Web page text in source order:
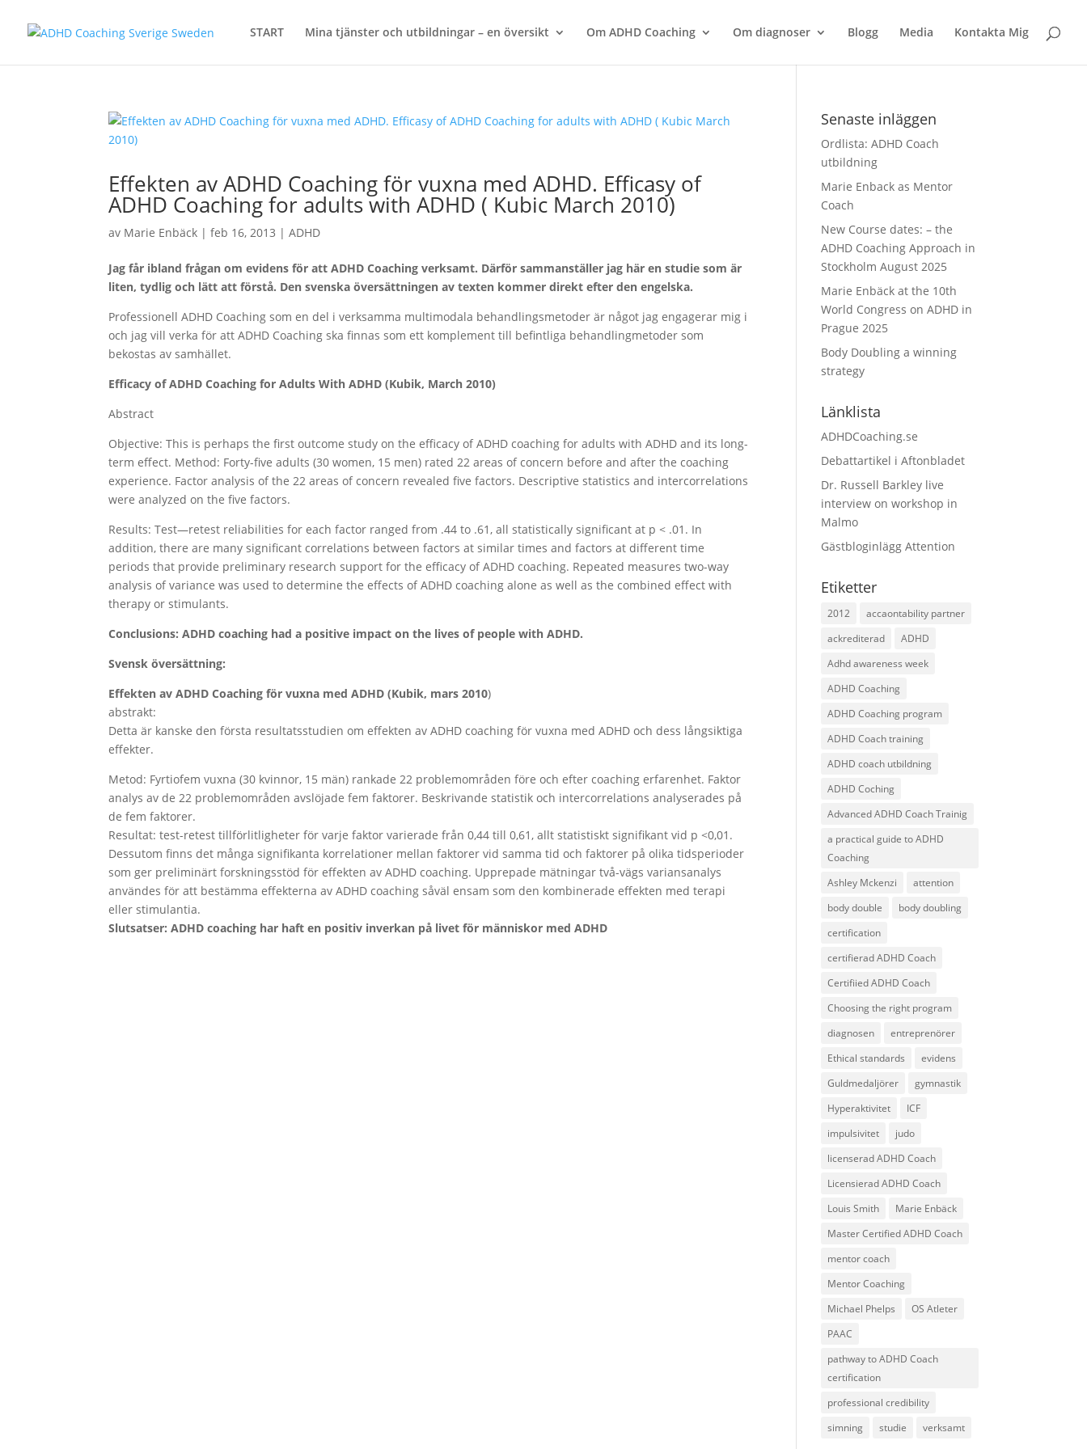
START Mina tjänster och utbildningar – en översikt Om ADHD Coaching Om diagnoser Blogg Media Kontakta Mig
Effekten av ADHD Coaching för vuxna med ADHD. Efficasy of
ADHD Coaching for adults with ADHD ( Kubic March 2010)
av Marie Enbäck |feb 16, 2013 |ADHD
Jag får ibland frågan om evidens för att ADHD Coaching verksamt. Därför sammanställer jag här en studie som är
liten, tydlig och lätt att förstå. Den svenska översättningen av texten kommer direkt efter den engelska.
Professionell ADHD Coaching som en del i verksamma multimodala behandlingsmetoder är något jag engagerar mig i
och jag vill verka för att ADHD Coaching ska finnas som ett komplement till befintliga behandlingmetoder som
bekostas av samhället.
Efficacy of ADHD Coaching for Adults With ADHD (Kubik, March 2010)
Abstract
Objective: This is perhaps the first outcome study on the efficacy of ADHD coaching for adults with ADHD and its long-
term effect. Method: Forty-five adults (30 women, 15 men) rated 22 areas of concern before and after the coaching
experience. Factor analysis of the 22 areas of concern revealed five factors. Descriptive statistics and intercorrelations
were analyzed on the five factors.
Results: Test—retest reliabilities for each factor ranged from .44 to .61, all statistically significant at p < .01. In
addition, there are many significant correlations between factors at similar times and factors at different time
periods that provide preliminary research support for the efficacy of ADHD coaching. Repeated measures two-way
analysis of variance was used to determine the effects of ADHD coaching alone as well as the combined effect with
therapy or stimulants.
Conclusions: ADHD coaching had a positive impact on the lives of people with ADHD.
Svensk översättning:
Effekten av ADHD Coaching för vuxna med ADHD (Kubik, mars 2010)
abstrakt:
Detta är kanske den första resultatsstudien om effekten av ADHD coaching för vuxna med ADHD och dess långsiktiga
effekter.
Metod: Fyrtiofem vuxna (30 kvinnor, 15 män) rankade 22 problemområden före och efter coaching erfarenhet. Faktor
analys av de 22 problemområden avslöjade fem faktorer. Beskrivande statistik och intercorrelations analyserades på
de fem faktorer.
Resultat: test-retest tillförlitligheter för varje faktor varierade från 0,44 till 0,61, allt statistiskt signifikant vid p <0,01.
Dessutom finns det många signifikanta korrelationer mellan faktorer vid samma tid och faktorer på olika tidsperioder
som ger preliminärt forskningsstöd för effekten av ADHD coaching. Upprepade mätningar två-vägs variansanalys
användes för att bestämma effekterna av ADHD coaching såväl ensam som den kombinerade effekten med terapi
eller stimulantia.
Slutsatser: ADHD coaching har haft en positiv inverkan på livet för människor med ADHD
Senaste inläggen
Ordlista: ADHD Coach
utbildning
Marie Enback as Mentor
Coach
New Course dates: – the
ADHD Coaching Approach in
Stockholm August 2025
Marie Enbäck at the 10th
World Congress on ADHD in
Prague 2025
Body Doubling a winning
strategy
Länklista
ADHDCoaching.se
Debattartikel i Aftonbladet
Dr. Russell Barkley live
interview on workshop in
Malmo
Gästbloginlägg Attention
Etiketter
2012
accaontability partner
ackrediterad
ADHD
Adhd awareness week
ADHD Coaching
ADHD Coaching program
ADHD Coach training
ADHD coach utbildning
ADHD Coching
Advanced ADHD Coach Trainig
a practical guide to ADHD
Coaching
Ashley Mckenzi
attention
body double
body doubling
certification
certifierad ADHD Coach
Certifiied ADHD Coach
Choosing the right program
diagnosen
entreprenörer
Ethical standards
evidens
Guldmedaljörer
gymnastik
Hyperaktivitet
ICF
impulsivitet
judo
licenserad ADHD Coach
Licensierad ADHD Coach
Louis Smith
Marie Enbäck
Master Certified ADHD Coach
mentor coach
Mentor Coaching
Michael Phelps
OS Atleter
PAAC
pathway to ADHD Coach
certification
professional credibility
simning
studie verksamt